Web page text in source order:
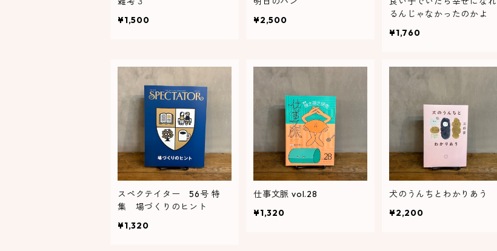
¥1,500
¥2,500
るんじゃなかったのかよ
¥1,760
スペクテイター 56号 特
集 場づくりのヒント
¥1,320
仕事文脈 vol.28
¥1,320
犬のうんちとわかりあう
¥2,200